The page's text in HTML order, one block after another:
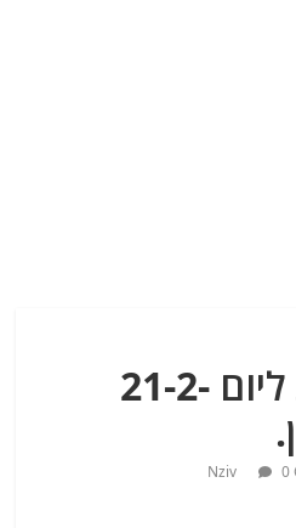
מבזקי חדשות ליום 21-2-
Nziv 0